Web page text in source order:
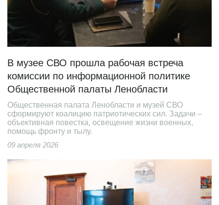
В музее СВО прошла рабочая встреча
комиссии по информационной политике
Общественной палаты Ленобласти
Общественная палата Ленобласти и музей СВО
сформируют коалицию патриотических сил. Задачи –
объективная повестка, освещение жизни военных,
помощь фронту и тылу.
09 апреля 2026